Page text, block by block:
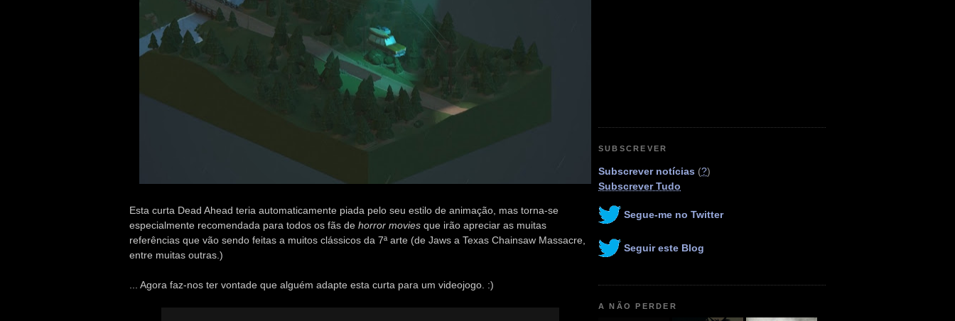
Esta curta Dead Ahead teria automaticamente piada pelo seu estilo de animação, mas torna-se
especialmente recomendada para todos os fãs de horror movies que irão apreciar as muitas
referências que vão sendo feitas a muitos clássicos da 7ª arte (de Jaws a Texas Chainsaw Massacre,
entre muitas outras.)
... Agora faz-nos ter vontade que alguém adapte esta curta para um videojogo. :)
SUBSCREVER
Subscrever notícias (?)
Subscrever Tudo
Segue-me no Twitter
Seguir este Blog
A NÃO PERDER